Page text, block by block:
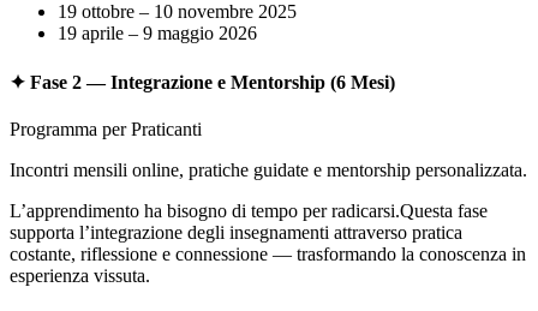
19 ottobre – 10 novembre 2025
19 aprile – 9 maggio 2026
✦ Fase 2 — Integrazione e Mentorship (6 Mesi)
Programma per Praticanti
Incontri mensili online, pratiche guidate e mentorship personalizzata.
L’apprendimento ha bisogno di tempo per radicarsi.Questa fase
supporta l’integrazione degli insegnamenti attraverso pratica
costante, riflessione e connessione — trasformando la conoscenza in
esperienza vissuta.